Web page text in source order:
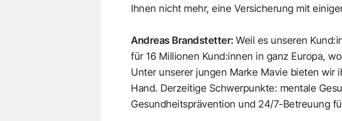
Ihnen nicht mehr, eine Versicherung mit
Andreas Brandstetter: Weil es unseren
für 16 Millionen Kund:innen in ganz Europa,
Unter unserer jungen Marke Mavie bieten wir
Hand. Derzeitige Schwerpunkte: mentale
Gesundheitsprävention und 24/7-Betreuung